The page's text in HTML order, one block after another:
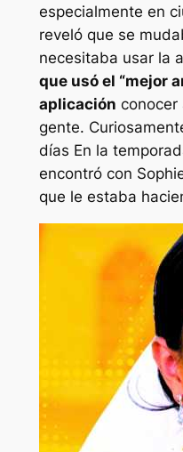
especialmente en
reveló que se
necesitaba usar la
que usó el “mejor
aplicación conocer
gente.
días En la
encontró con
que le estaba